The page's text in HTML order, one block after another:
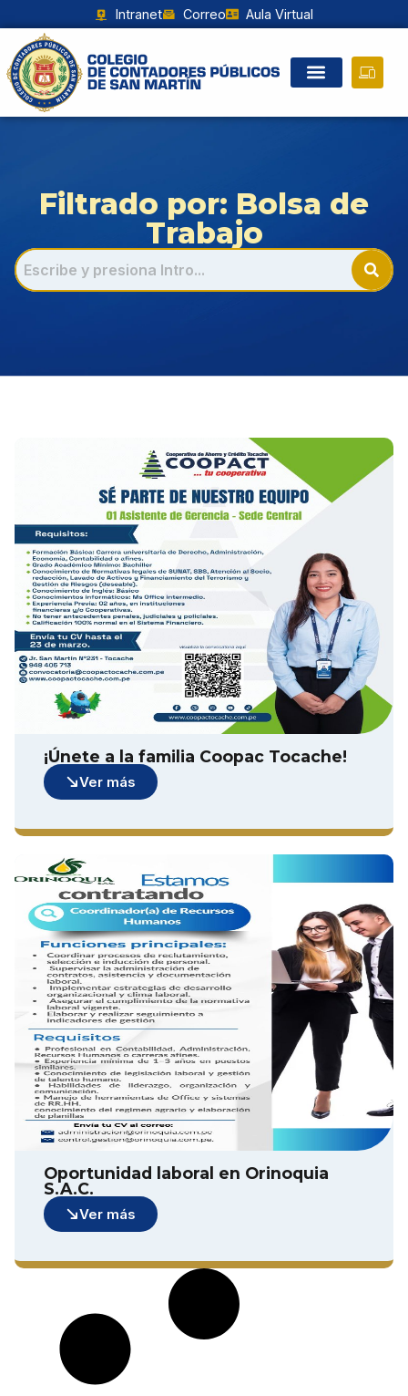
Intranet Correo Aula Virtual
Filtrado por: Bolsa de
Trabajo
¡Únete a la familia Coopac Tocache!
Ver más
Oportunidad laboral en Orinoquia
S.A.C.
Ver más